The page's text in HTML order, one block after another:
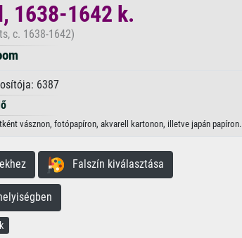
1638-1642 k.
c. 1638-1642)
6387
vásznon, fotópapíron, akvarell kartonon, illetve japán papíron.
Falszín kiválasztása